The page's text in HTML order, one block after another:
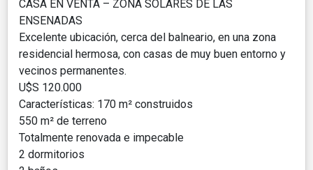
CASA EN VENTA – ZONA SOLARES DE LAS
ENSENADAS
Excelente ubicación, cerca del balneario, en una zona
residencial hermosa, con casas de muy buen entorno y
vecinos permanentes.
U$S 120.000
Características: 170 m² construidos
550 m² de terreno
Totalmente renovada e impecable
2 dormitorios